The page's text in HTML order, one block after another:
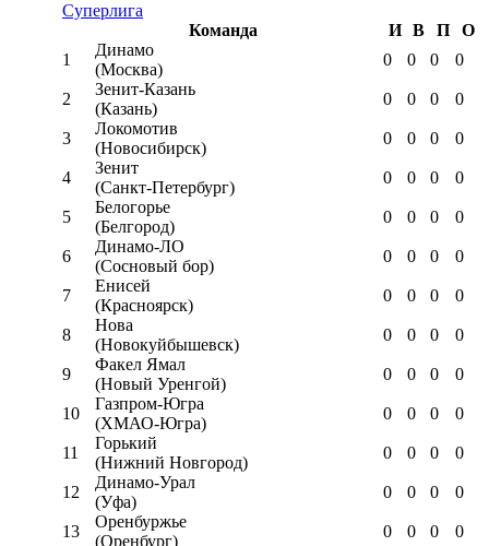
Суперлига
Команда
И В П
О
1
Динамо
(Москва)
0 0 0 0
2
Зенит-Казань
(Казань)
0 0 0 0
3
Локомотив
(Новосибирск)
0 0 0 0
4
Зенит
(Санкт-Петербург)
0 0 0 0
5
Белогорье
(Белгород)
0 0 0 0
6
Динамо-ЛО
(Сосновый бор)
0 0 0 0
7
Енисей
(Красноярск)
0 0 0 0
8
Нова
(Новокуйбышевск)
0 0 0 0
9
Факел Ямал
(Новый Уренгой)
0 0 0 0
10
Газпром-Югра
(ХМАО-Югра)
0 0 0 0
11
Горький
(Нижний Новгород)
0 0 0 0
12
Динамо-Урал
(Уфа)
0 0 0 0
13
Оренбуржье
(Оренбург)
0 0 0 0